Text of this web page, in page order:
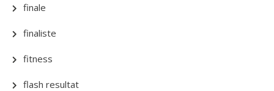
finale
finaliste
fitness
flash resultat